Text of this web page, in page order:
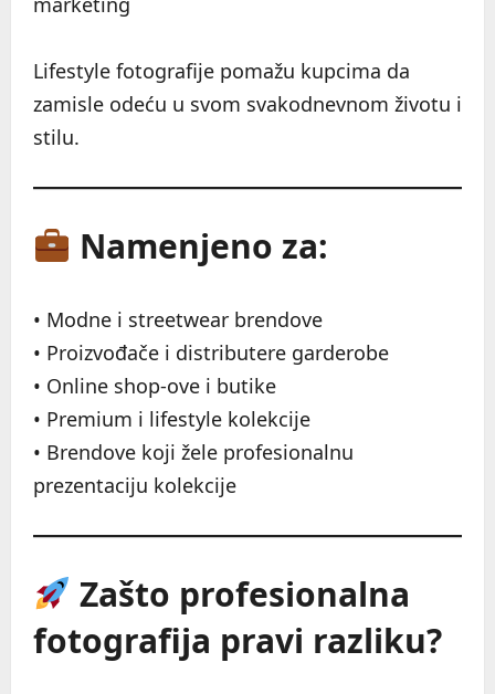
Lifestyle fotografije pomažu kupcima da
zamisle odeću u svom svakodnevnom životu i
stilu.
Namenjeno za:
• Modne i streetwear brendove
• Proizvođače i distributere garderobe
• Online shop-ove i butike
• Premium i lifestyle kolekcije
• Brendove koji žele profesionalnu
prezentaciju kolekcije
Zašto profesionalna
fotografija pravi razliku?